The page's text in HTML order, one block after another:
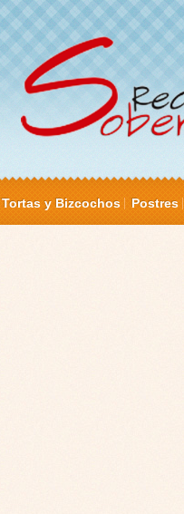
Tortas y Bizcochos Postres